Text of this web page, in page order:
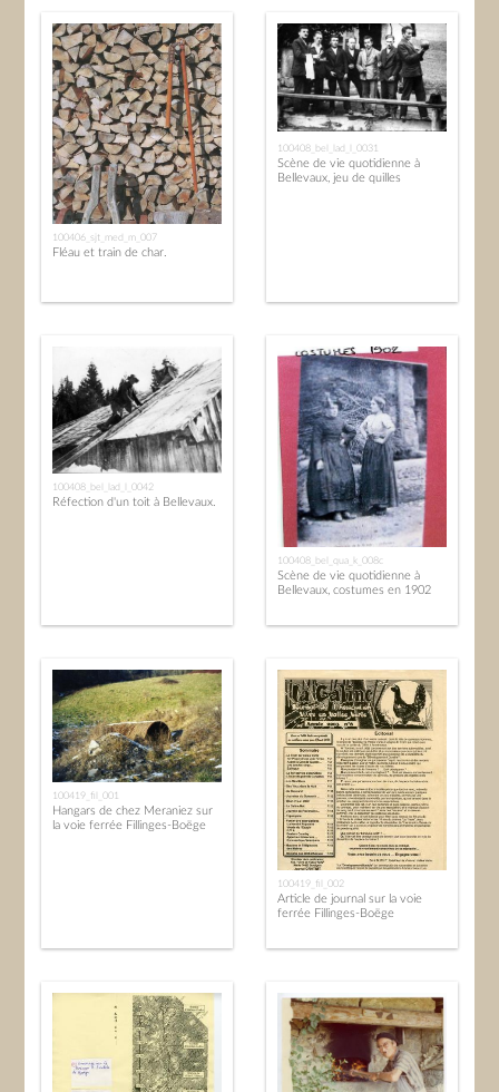
100406_sjt_med_m_007
Fléau et train de char.
100408_bel_lad_l_0031
Scène de vie quotidienne à
Bellevaux, jeu de quilles
100408_bel_lad_l_0042
Réfection d'un toit à Bellevaux.
100408_bel_qua_k_008c
Scène de vie quotidienne à
Bellevaux, costumes en 1902
100419_fil_001
Hangars de chez Meraniez sur
la voie ferrée Fillinges-Boëge
100419_fil_002
Article de journal sur la voie
ferrée Fillinges-Boëge